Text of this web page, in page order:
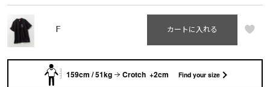
F カートに入れる
159cm / 51kg Crotch +2cm Find your size